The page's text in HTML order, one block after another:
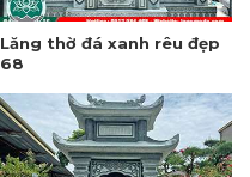
Lăng thờ đá xanh rêu đẹp
68